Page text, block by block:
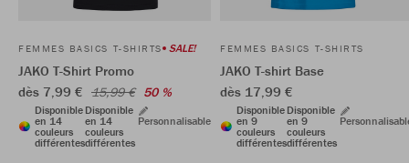
FEMMES BASICS T-SHIRTS SALE!
JAKO T-Shirt Promo
dès 7,99 € 15,99 € 50 %
Disponible
en 14
couleurs
différentes
Disponible
en 14
couleurs
différentes
Personnalisable
FEMMES BASICS T-SHIRTS
JAKO T-shirt Base
dès 17,99 €
Disponible
en 9
couleurs
différentes
Disponible
en 9
couleurs
différentes